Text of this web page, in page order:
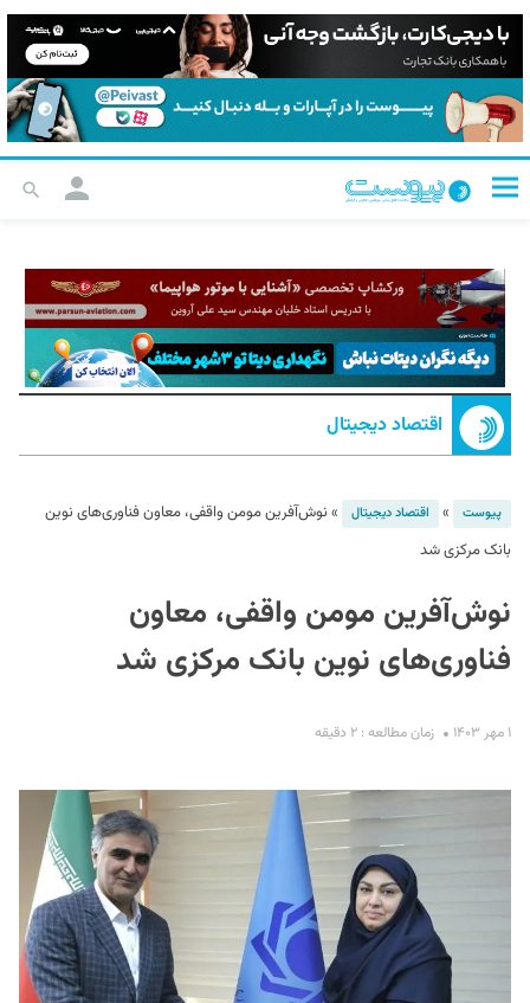
اقتصاد دیجیتال
پیوست » اقتصاد دیجیتال » نوش‌آفرین مومن واقفی، معاون فناوری‌های نوین
بانک مرکزی شد
نوش‌آفرین مومن واقفی، معاون
فناوری‌های نوین بانک مرکزی شد
۱ مهر ۱۴۰۳ زمان مطالعه : ۲ دقیقه